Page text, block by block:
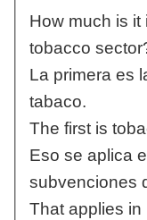
How much is it
tobacco
La primera es
tabaco.
The first is
Eso se aplica
subvenciones
That applies in